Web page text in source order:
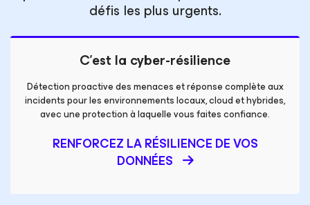
défis les plus urgents.
C’est la cyber-résilience
Détection proactive des menaces et réponse complète aux
incidents pour les environnements locaux, cloud et hybrides,
avec une protection à laquelle vous faites confiance.
RENFORCEZ LA RÉSILIENCE DE VOS
DONNÉES